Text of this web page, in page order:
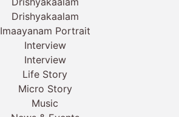
Drishyakaalam
Imaayanam Portrait
Interview
Interview
Life Story
Micro Story
Music